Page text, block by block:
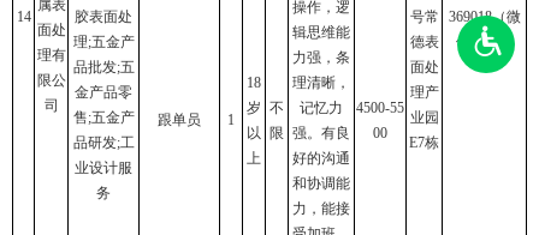
14
属表
面处
理有
限公
司
胶表面处
理;五金产
品批发;五
金产品零
售;五金产
品研发;工
业设计服
务
号常
德表
面处
理产
业园
E7栋
369018（微
信同号）
跟单员 1
18
岁
以
上
不
限
操作，逻
辑思维能
力强，条
理清晰，
记忆力
强。有良
好的沟通
和协调能
力，能接
4500-55
00